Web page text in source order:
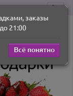
заказы
21:00
Всё понятно